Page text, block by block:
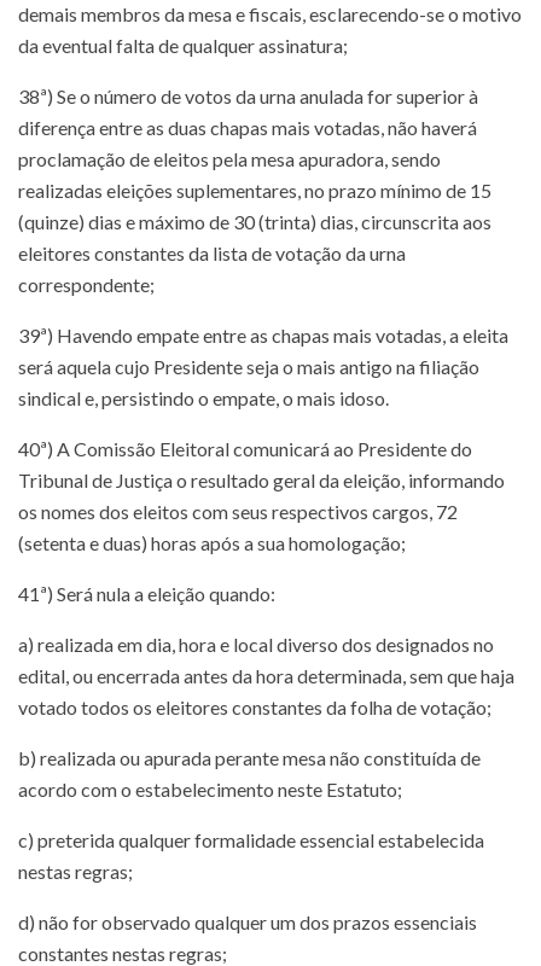
demais membros da mesa e fiscais, esclarecendo-se o motivo
da eventual falta de qualquer assinatura;
38ª) Se o número de votos da urna anulada for superior à
diferença entre as duas chapas mais votadas, não haverá
proclamação de eleitos pela mesa apuradora, sendo
realizadas eleições suplementares, no prazo mínimo de 15
(quinze) dias e máximo de 30 (trinta) dias, circunscrita aos
eleitores constantes da lista de votação da urna
correspondente;
39ª) Havendo empate entre as chapas mais votadas, a eleita
será aquela cujo Presidente seja o mais antigo na filiação
sindical e, persistindo o empate, o mais idoso.
40ª) A Comissão Eleitoral comunicará ao Presidente do
Tribunal de Justiça o resultado geral da eleição, informando
os nomes dos eleitos com seus respectivos cargos, 72
(setenta e duas) horas após a sua homologação;
41ª) Será nula a eleição quando:
a) realizada em dia, hora e local diverso dos designados no
edital, ou encerrada antes da hora determinada, sem que haja
votado todos os eleitores constantes da folha de votação;
b) realizada ou apurada perante mesa não constituída de
acordo com o estabelecimento neste Estatuto;
c) preterida qualquer formalidade essencial estabelecida
nestas regras;
d) não for observado qualquer um dos prazos essenciais
constantes nestas regras;